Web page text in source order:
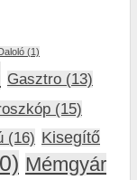
(1)
Gasztro (13)
(15)
(16) Kisegítő
Mémgyár